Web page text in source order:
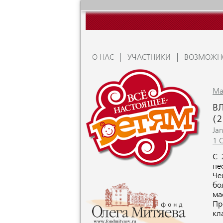
О НАС УЧАСТНИКИ
1
С